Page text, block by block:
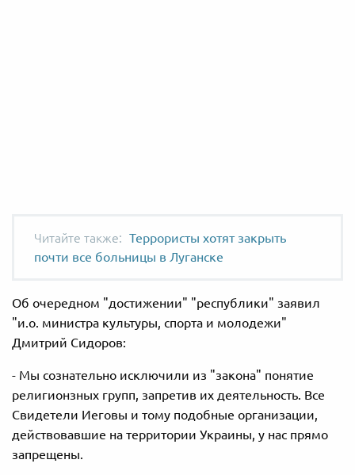
Террористы хотят закрыть
почти все больницы в Луганске
Об очередном "достижении" "республики" заявил
"и.о. министра культуры, спорта и молодежи"
Дмитрий Сидоров:
- Мы сознательно исключили из "закона" понятие
религионзных групп, запретив их деятельность. Все
Свидетели Иеговы и тому подобные организации,
действовавшие на территории Украины, у нас прямо
запрещены.